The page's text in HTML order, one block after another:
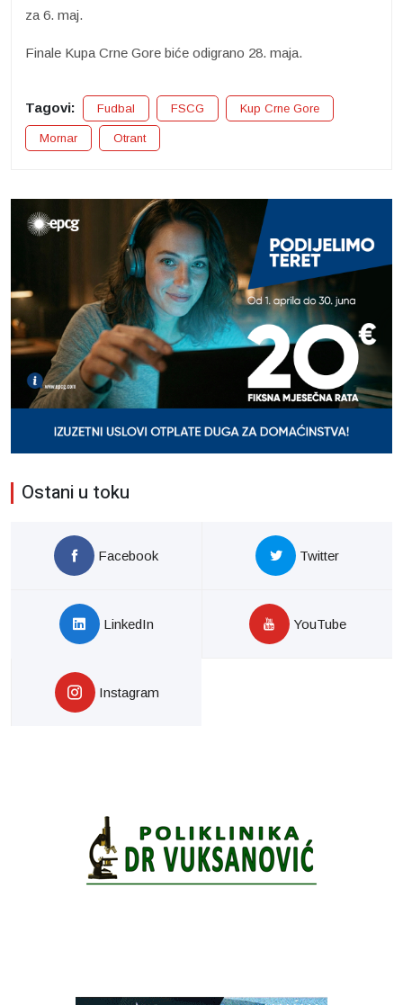
za 6. maj.
Finale Kupa Crne Gore biće odigrano 28. maja.
Tagovi: Fudbal FSCG Kup Crne Gore
Mornar Otrant
Ostani u toku
Facebook Twitter
LinkedIn YouTube
Instagram